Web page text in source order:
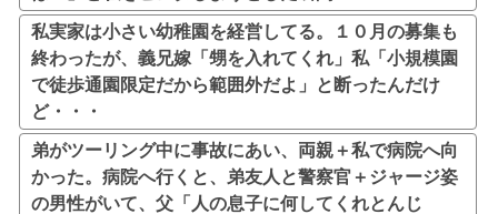
私実家は小さい幼稚園を経営してる。１０月の募集も
終わったが、義兄嫁「甥を入れてくれ」私「小規模園
で徒歩通園限定だから範囲外だよ」と断ったんだけ
ど・・・
弟がツーリング中に事故にあい、両親＋私で病院へ向
かった。病院へ行くと、弟友人と警察官＋ジャージ姿
の男性がいて、父「人の息子に何してくれとんじ